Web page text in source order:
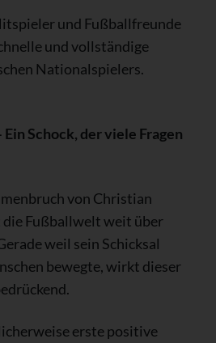
und Fußballfreunde
und vollständige
Nationalspielers.
Schock, der viele Fragen
von Christian
Fußballwelt weit über
weil sein Schicksal
bewegte, wirkt dieser
erste positive